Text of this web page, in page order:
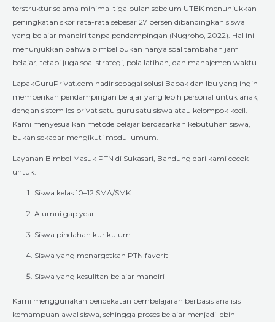
terstruktur selama minimal tiga bulan sebelum UTBK menunjukkan
peningkatan skor rata-rata sebesar 27 persen dibandingkan siswa
yang belajar mandiri tanpa pendampingan (Nugroho, 2022). Hal ini
menunjukkan bahwa bimbel bukan hanya soal tambahan jam
belajar, tetapi juga soal strategi, pola latihan, dan manajemen waktu.
LapakGuruPrivat.com hadir sebagai solusi Bapak dan Ibu yang ingin
memberikan pendampingan belajar yang lebih personal untuk anak,
dengan sistem les privat satu guru satu siswa atau kelompok kecil.
Kami menyesuaikan metode belajar berdasarkan kebutuhan siswa,
bukan sekadar mengikuti modul umum.
Layanan Bimbel Masuk PTN di Sukasari, Bandung dari kami cocok
untuk:
Siswa kelas 10–12 SMA/SMK
Alumni gap year
Siswa pindahan kurikulum
Siswa yang menargetkan PTN favorit
Siswa yang kesulitan belajar mandiri
Kami menggunakan pendekatan pembelajaran berbasis analisis
kemampuan awal siswa, sehingga proses belajar menjadi lebih